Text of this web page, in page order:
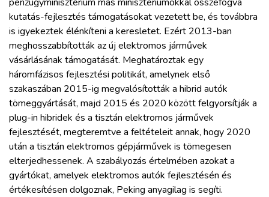
kutatás-fejlesztés támogatásokat vezetett be, és továbbra
is igyekeztek élénkíteni a keresletet. Ezért 2013-ban
meghosszabbították az új elektromos járművek
vásárlásának támogatását. Meghatároztak egy
háromfázisos fejlesztési politikát, amelynek első
szakaszában 2015-ig megvalósították a hibrid autók
tömeggyártását, majd 2015 és 2020 között felgyorsítják a
plug-in hibridek és a tisztán elektromos járművek
fejlesztését, megteremtve a feltételeit annak, hogy 2020
után a tisztán elektromos gépjárművek is tömegesen
elterjedhessenek. A szabályozás értelmében azokat a
gyártókat, amelyek elektromos autók fejlesztésén és
értékesítésen dolgoznak, Peking anyagilag is segíti.